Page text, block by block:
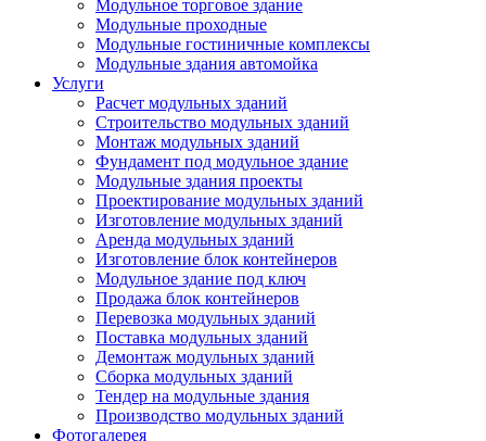
Модульное торговое здание
Модульные проходные
Модульные гостиничные комплексы
Модульные здания автомойка
Услуги
Расчет модульных зданий
Строительство модульных зданий
Монтаж модульных зданий
Фундамент под модульное здание
Модульные здания проекты
Проектирование модульных зданий
Изготовление модульных зданий
Аренда модульных зданий
Изготовление блок контейнеров
Модульное здание под ключ
Продажа блок контейнеров
Перевозка модульных зданий
Поставка модульных зданий
Демонтаж модульных зданий
Сборка модульных зданий
Тендер на модульные здания
Производство модульных зданий
Фотогалерея